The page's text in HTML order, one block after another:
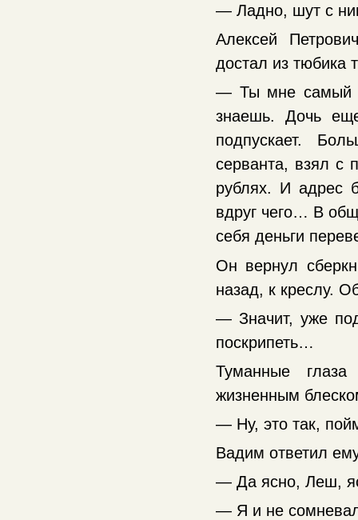
— Ладно, шут с
Алексей
достал из тюбика
— Ты мне самый
знаешь. Дочь
подпускает.
серванта, взял с
рублях. И адрес
вдруг чего… В
себя деньги
Он вернул
назад, к креслу.
— Значит, уже
поскрипеть…
Туманные
жизненным
— Ну, это так,
Вадим ответил
— Да ясно, Леш,
— Я и не